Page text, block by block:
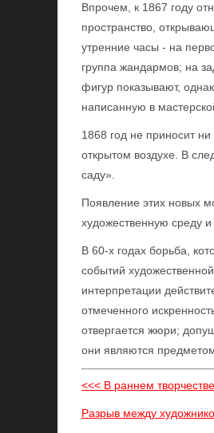
Впрочем, к 1867 году
пространство,
утренние часы - на
группа жандармов; на
фигур показывают,
написанную в
1868 год не приносит
открытом воздухе. В
саду».
Появление этих новых
художественную среду
В 60-х годах борьба,
событий
интерпретации
отмеченного
отвергается жюри;
они являются
<<< В раннем
Разрыв между